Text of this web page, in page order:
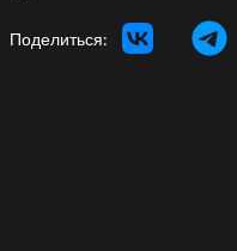
Поделиться: